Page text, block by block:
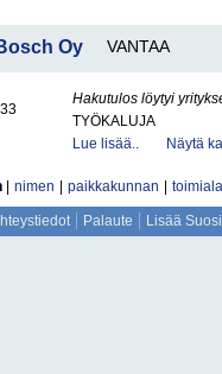
Oy VANTAA
Hakutulos löytyi
TYÖKALUJA
Lue lisää..
Näytä
nimen paikkakunnan
Palaute Lisää